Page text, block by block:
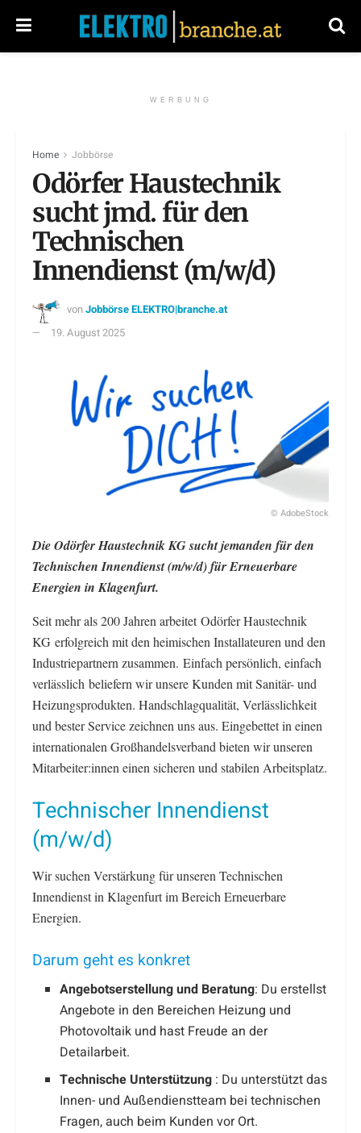
WERBUNG
Home Jobbörse
Odörfer Haustechnik
sucht jmd. für den
Technischen
Innendienst (m/w/d)
vonJobbörse ELEKTRO|branche.at
19. August 2025
© AdobeStock
Die Odörfer Haustechnik KG sucht jemanden für den
Technischen Innendienst (m/w/d) für Erneuerbare
Energien in Klagenfurt.
Seit mehr als 200 Jahren arbeitet Odörfer Haustechnik
KG erfolgreich mit den heimischen Installateuren und den
Industrie­partnern zusammen. Einfach persönlich, einfach
verlässlich beliefern wir unsere Kunden mit Sanitär- und
Heizungs­produkten. Handschlagqualität, Verlässlichkeit
und bester Service zeichnen uns aus. Eingebettet in einen
internationalen Groß­handels­verband bieten wir unseren
Mitarbeiter:innen einen sicheren und stabilen Arbeitsplatz.
Technischer Innendienst
(m/w/d)
Wir suchen Verstärkung für unseren Technischen
Innendienst in Klagenfurt im Bereich Erneuerbare
Energien.
Darum geht es konkret
Angebotserstellung und Beratung: Du erstellst
Angebote in den Bereichen Heizung und
Photovoltaik und hast Freude an der
Detailarbeit.
Technische Unterstützung : Du unterstützt das
Innen- und Außendienstteam bei technischen
Fragen, auch beim Kunden vor Ort.